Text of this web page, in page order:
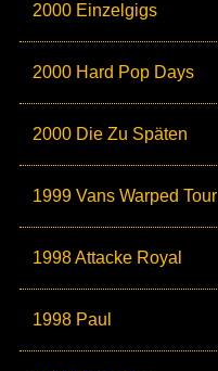
2000 Einzelgigs
2000 Hard Pop Days
2000 Die Zu Späten
1999 Vans Warped Tour
1998 Attacke Royal
1998 Paul